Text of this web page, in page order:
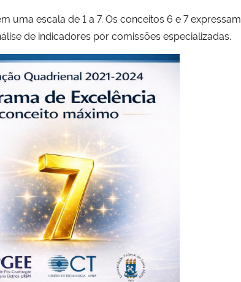
uma escala de 1 a 7. Os conceitos 6 e 7
de indicadores por comissões especializadas.